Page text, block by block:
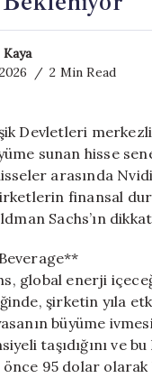
2 Min Read
Devletleri
sunan hisse
arasında
finansal
Sachs’ın
global enerji
şirketin yıla
büyüme
taşıdığını ve
95 dolar